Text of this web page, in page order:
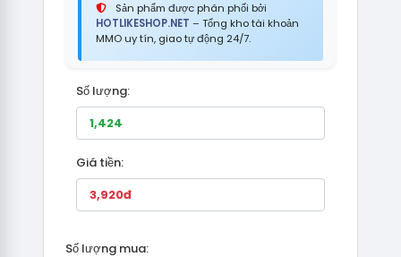
Sản phẩm được phân phối bởi
HOTLIKESHOP.NET – Tổng kho tài khoản
MMO uy tín, giao tự động 24/7.
Số lượng:
Giá tiền:
Số lượng mua: